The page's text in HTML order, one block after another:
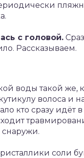
с головой.
Рассказываем.
воды такой же,
волоса и
кто сразу идёт
снаружи.
соли